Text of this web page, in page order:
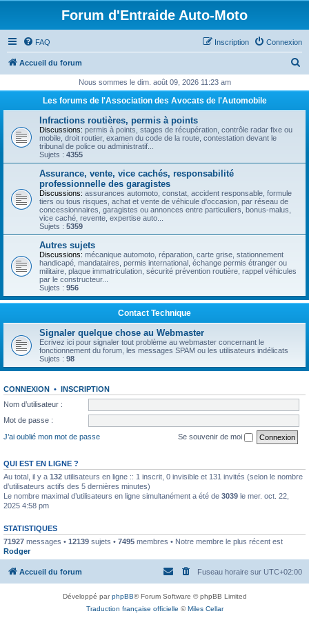
Forum d'Entraide Auto-Moto
FAQ Connexion
Inscription
Accueil du forum
h
c
Nous sommes le dim. août 09, 2026 11:23 am
Les forums de l'Association des Avocats de l'Automobile
Infractions routières, permis à points
Discussions: permis à points, stages de récupération, contrôle radar fixe ou
mobile, droit routier, examen du code de la route, contestation devant le
tribunal de police ou administratif...
Sujets : 4355
Assurance, vente, vice cachés, responsabilité
professionnelle des garagistes
Discussions: assurances automoto, constat, accident responsable, formule
tiers ou tous risques, achat et vente de véhicule d'occasion, par réseau de
concessionnaires, garagistes ou annonces entre particuliers, bonus-malus,
vice caché, revente, expertise auto...
Sujets : 5359
Autres sujets
Discussions: mécanique automoto, réparation, carte grise, stationnement
handicapé, mandataires, permis international, échange permis étranger ou
militaire, plaque immatriculation, sécurité prévention routière, rappel véhicules
par le constructeur...
Sujets : 956
Contact Technique
Signaler quelque chose au Webmaster
Ecrivez ici pour signaler tout problème au webmaster concernant le
fonctionnement du forum, les messages SPAM ou les utilisateurs indélicats
Sujets : 98
CONNEXION • INSCRIPTION
Nom d’utilisateur :
Mot de passe :
J’ai oublié mon mot de passe
Se souvenir de moi
QUI EST EN LIGNE ?
Au total, il y a 132 utilisateurs en ligne :: 1 inscrit, 0 invisible et 131 invités (selon le nombre
d’utilisateurs actifs des 5 dernières minutes)
Le nombre maximal d’utilisateurs en ligne simultanément a été de 3039 le mer. oct. 22,
2025 4:58 pm
STATISTIQUES
71927 messages • 12139 sujets • 7495 membres • Notre membre le plus récent est
Rodger
Accueil du forum Fuseau horaire sur UTC+02:00
Développé parphpBB® Forum Software © phpBB Limited
Traduction française officielle ©Miles Cellar